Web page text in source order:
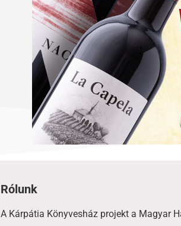
Rólunk
A Kárpátia Könyvesház projekt a Magyar